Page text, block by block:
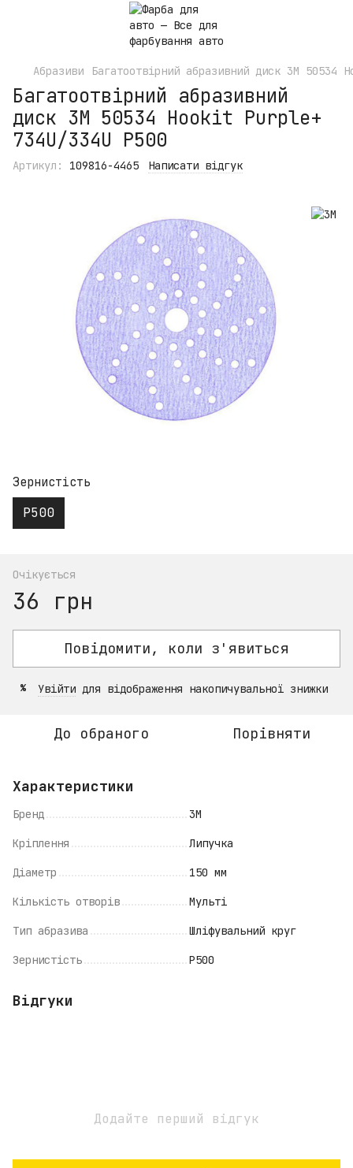
Абразиви Багатоотвірний абразивний диск 3M 50534
Багатоотвірний абразивний
диск 3M 50534 Hookit Purple+
734U/334U P500
Артикул: 109816-4465 Написати відгук
Зернистість
P500
Очікується
36 грн
Повідомити, коли з'явиться
% Увійти для відображення накопичувальної знижки
До обраного Порівняти
Характеристики
Бренд 3M
Кріплення Липучка
Діаметр 150 мм
Кількість отворів Мульті
Тип абразива Шліфувальний круг
Зернистість P500
Відгуки
Додайте перший відгук